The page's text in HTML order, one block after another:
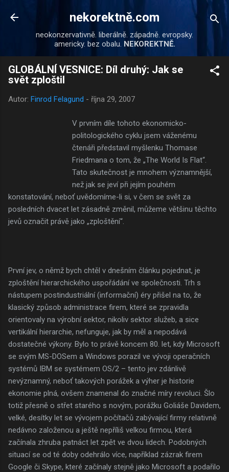
Přeskočit na hlavní obsah
nekorektně.com
neokonzervativně. liberálně. západně. evropsky.
americky. bez obalu. NEKOREKTNĚ.
GLOBÁLNÍ VESNICE: Díl druhý: Jak se
svět zploštil
Autor: Finrod Felagund - října 29, 2007
V prvním díle tohoto ekonomicko-
politologického cyklu jsem váženému
čtenáři představil myšlenku Thomase
Friedmana o tom, že „The World Is Flat“.
Tato skutečnost je mnohem významnější,
než jak se jeví při jejím pouhém
konstatování, neboť uvědomíme-li si, v čem se svět za
posledních dvacet let zásadně změnil, můžeme většinu těchto
jevů označit právě jako „zploštění“.
První jev, o němž bych chtěl v dnešním článku pojednat, je
zploštění hierarchického uspořádání ve společnosti. Trh s
nástupem postindustriální (informační) éry přišel na to, že
klasický způsob administrace firem, které se zpravidla
orientovaly na výrobní sektor, nikoliv sektor služeb, a sice
vertikální hierarchie, nefunguje, jak by měl a nepodává
dostatečné výkony. Bylo to právě koncem 80. let, kdy Microsoft
se svým MS-DOSem a Windows porazil ve vývoji operačních
systémů IBM se systémem OS/2 – tento jev zdánlivě
nevýznamný, neboť takových porážek a výher je historie
ekonomie plná, ovšem znamenal do značné míry revoluci. Šlo
totiž přesně o střet starého s novým, porážku Goliáše Davidem,
velké, desítky let se vývojem počítačů zabývající firmy relativně
nedávno založenou a ještě nepříliš velkou firmou, která
začínala zhruba patnáct let zpět ve dvou lidech. Podobných
situací se od té doby odehrálo více, například zázrak firem
Google či Skype, které začínaly stejně jako Microsoft a podařilo